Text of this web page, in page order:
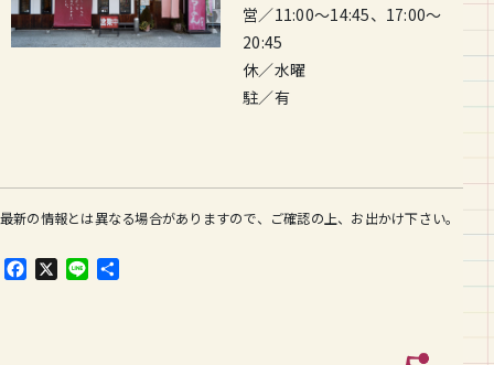
営／11:00～14:45、17:00～
20:45
休／水曜
駐／有
最新の情報とは異なる場合がありますので、ご確認の上、お出かけ下さい。
F
X
L